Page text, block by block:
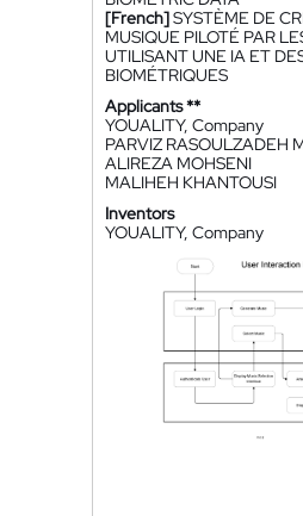
[French]SYSTÈME DE
MUSIQUE PILOTÉ PAR
UTILISANT UNE IA ET
BIOMÉTRIQUES
Applicants **
YOUALITY, Company
PARVIZ RASOULZADEH
ALIREZA MOHSENI
MALIHEH KHANTOUSI
Inventors
YOUALITY, Company